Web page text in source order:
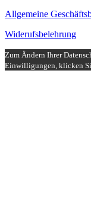
Allgemeine
Widerufsbelehrung
Zum Ändern Ihrer
Einwilligungen, klicken